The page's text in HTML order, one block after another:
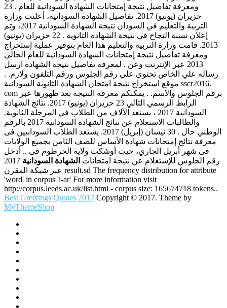
ومعرفة تفاصيل نتيجة إمتحانات الشهادة السودانية للعام . 23
حزيران (يونيو) 2017. تفاصيل الشهادة السودانية، أعلنت وزارة
التربية والتعليم في السودان نتيجة الشهادة السودانية 2017، وتم
إعلان نسبة النجاح في نتيجة الشهادة الثانوية . 22 حزيران (يونيو)
2013. قامت وزارة التربية والتعليم هذا العام بتوفير عملية إستخراج
ومعرفة تفاصيل نتيجة إمتحانات الشهادة السودانية للعام الحالي
2013 عبر الإنترنت وعن . لمعرفه تفاصيل نتيجه الشهاده ارسل
رساله علي الخاص تحتوي علي رقم الجلوس ورقم التلفون ولازم. .
موقع استخراج نتيجة امتحان الشهادة الثانوية السودانية sscr2016.
com برقم الجلوس والاسم. . يمكنكم معرفه النتيجة بعد ظهورها عبر
الرابط الرسمي التالي 23 حزيران (يونيو) 2017. نتائج الشهادة
السودانية 2017 ، يستعد الآلاف من الطلاب في المرحلة الثانوية.
والطالبات الاستعلام عن نتائج الشهادة السودانية 2017 بالرقم
الوطني حال . 30 نيسان (إبريل) 2017. يستعد الطلاب السودانيين فى
معرفة نتائج إمتحانات شهادة الأساس للصف الثامن بجميع الولايات
فى شهر أبريل الجاري، حيث أوشكت ولاية الخرطوم فى .. أدخل
رقم الجلوس للإستعلام عن نتيجة امتحانات الشهادة السودانية 2017
عبر شبكة المقرن result.sd The frequency distribution for attribute
'word' in corpus 'i-ar' For more information visit
http://corpus.leeds.ac.uk/list.html - corpus size: 165674718 tokens..
Best Greetings Quotes 2017 Copyright © 2017. Theme by
MyThemeShop